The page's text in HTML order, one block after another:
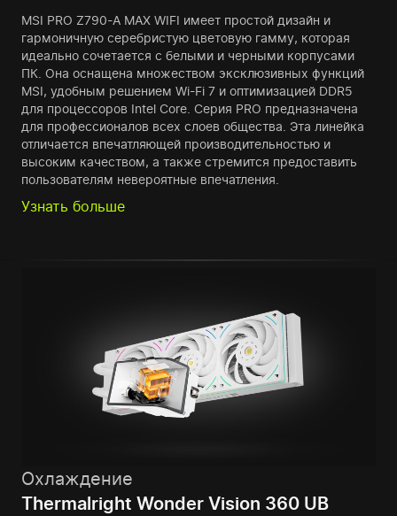
MSI PRO Z790-A MAX WIFI имеет простой дизайн и
гармоничную серебристую цветовую гамму, которая
идеально сочетается с белыми и черными корпусами
ПК. Она оснащена множеством эксклюзивных функций
MSI, удобным решением Wi-Fi 7 и оптимизацией DDR5
для процессоров Intel Core. Серия PRO предназначена
для профессионалов всех слоев общества. Эта линейка
отличается впечатляющей производительностью и
высоким качеством, а также стремится предоставить
пользователям невероятные впечатления.
Узнать больше
Охлаждение
Thermalright Wonder Vision 360 UB